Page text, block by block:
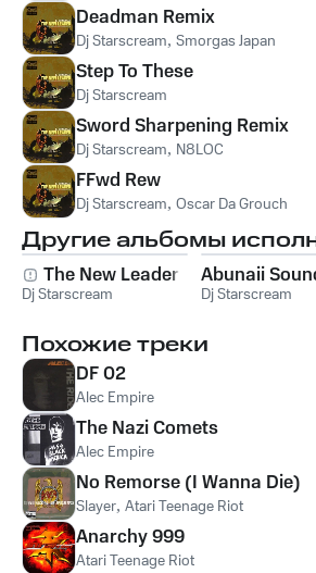
Deadman Remix
Dj Starscream, Smorgas Japan
Step To These
Dj Starscream
Sword Sharpening Remix
Dj Starscream, N8LOC
FFwd Rew
Dj Starscream, Oscar Da Grouch
Другие альбомы
The New Leader
Dj Starscream
Abunaii
Dj Starscream
Похожие треки
DF 02
Alec Empire
The Nazi Comets
Alec Empire
No Remorse (I Wanna Die)
Slayer, Atari Teenage Riot
Anarchy 999
Atari Teenage Riot